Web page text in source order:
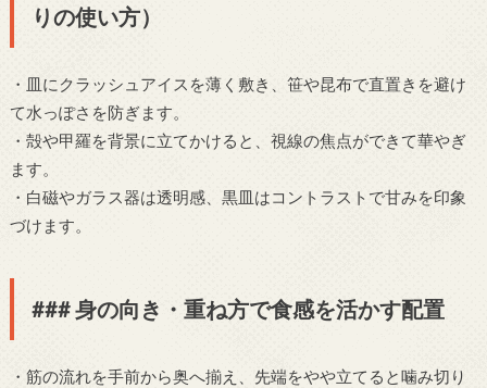
りの使い方）
・皿にクラッシュアイスを薄く敷き、笹や昆布で直置きを避け
て水っぽさを防ぎます。
・殻や甲羅を背景に立てかけると、視線の焦点ができて華やぎ
ます。
・白磁やガラス器は透明感、黒皿はコントラストで甘みを印象
づけます。
### 身の向き・重ね方で食感を活かす配置
・筋の流れを手前から奥へ揃え、先端をやや立てると噛み切り